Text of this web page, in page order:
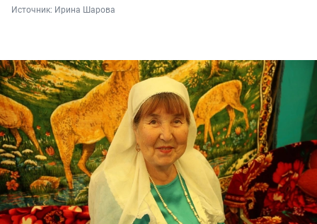
Источник: Ирина Шарова